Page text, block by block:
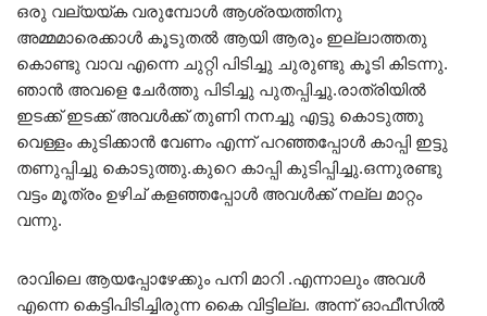
ഒരു വല്യയ്ക വരുമ്പോൾ ആശ്രയത്തിനു
അമ്മമാരെക്കാൾ കൂടുതൽ ആയി ആരും ഇല്ലാത്തതു
കൊണ്ടു വാവ എന്നെ ചുറ്റി പിടിച്ചു ചുരുണ്ടു കൂടി കിടന്നു.
ഞാൻ അവളെ ചേർത്തു പിടിച്ചു പുതപ്പിച്ചു.രാത്രിയിൽ
ഇടക്ക് ഇടക്ക് അവൾക്ക് തുണി നനച്ചു എട്ടു കൊടുത്തു
വെള്ളം കുടിക്കാൻ വേണം എന്ന് പറഞ്ഞപ്പോൾ കാപ്പി ഇട്ടു
തണുപ്പിച്ചു കൊടുത്തു.കുറെ കാപ്പി കുടിപ്പിച്ചു.ഒന്നുരണ്ടു
വട്ടം മൂത്രം ഉഴിച് കളഞ്ഞപ്പോൾ അവൾക്ക് നല്ല മാറ്റം
വന്നു.
രാവിലെ ആയപ്പോഴേക്കും പനി മാറി .എന്നാലും അവൾ
എന്നെ കെട്ടിപിടിച്ചിരുന്ന കൈ വിട്ടില്ല. അന്ന് ഓഫീസിൽ